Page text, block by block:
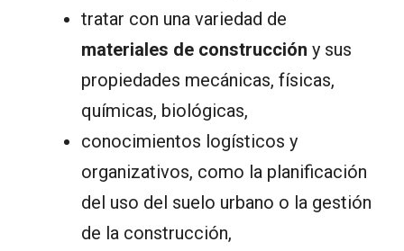
tratar con una variedad de
materiales de construcción y sus
propiedades mecánicas, físicas,
químicas, biológicas,
conocimientos logísticos y
organizativos, como la planificación
del uso del suelo urbano o la gestión
de la construcción,